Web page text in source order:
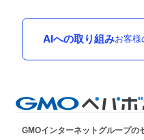
AIへの取り組みお客様
GMOインターネットグループの